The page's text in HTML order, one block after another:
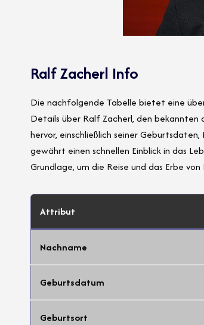
Ralf Zacherl Info
Die nachfolgende Tabelle bietet eine
Details über Ralf Zacherl, den
hervor, einschließlich seiner
gewährt einen schnellen Einblick in das
Grundlage, um die Reise und das Erbe
Attribut
Nachname
Geburtsdatum
Geburtsort